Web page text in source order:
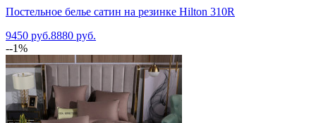
Постельное белье сатин на резинке Hilton 310R
9450 руб.8880 руб.
--1%